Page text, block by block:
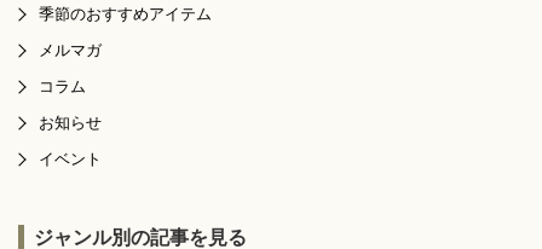
季節のおすすめアイテム
メルマガ
コラム
お知らせ
イベント
ジャンル別の記事を見る